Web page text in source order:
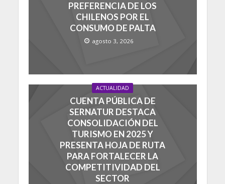
PREFERENCIA DE LOS
CHILENOS POR EL
CONSUMO DE PALTA
agosto 3, 2026
ACTUALIDAD
CUENTA PÚBLICA DE
SERNATUR DESTACA
CONSOLIDACIÓN DEL
TURISMO EN 2025 Y
PRESENTA HOJA DE RUTA
PARA FORTALECER LA
COMPETITIVIDAD DEL
SECTOR